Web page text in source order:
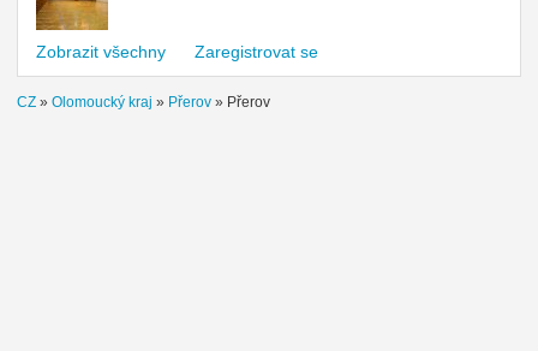
Zobrazit všechny Zaregistrovat se
CZ » Olomoucký kraj » Přerov » Přerov